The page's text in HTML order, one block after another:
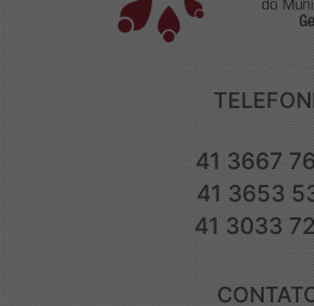
41 3667
41 3653
41 3033